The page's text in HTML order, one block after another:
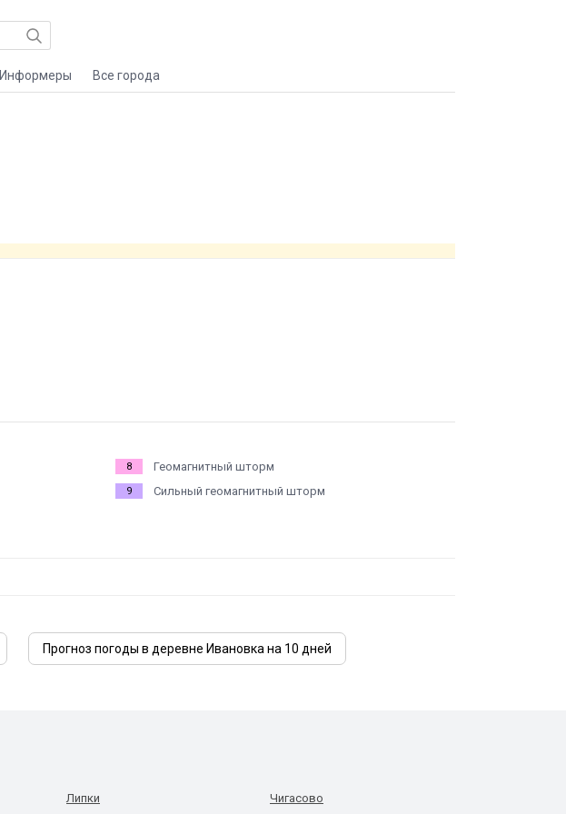
Информеры Все города
8 Геомагнитный шторм
9 Сильный геомагнитный шторм
Прогноз погоды в деревне Ивановка на 10 дней
Липки Чигасово